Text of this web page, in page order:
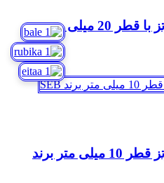
پراب TR فرکانس 2 مگاهرتز با قطر 20 میلی متر برند
پراب TR فرکانس 2 مگاهرتز قطر 10 میلی متر برند